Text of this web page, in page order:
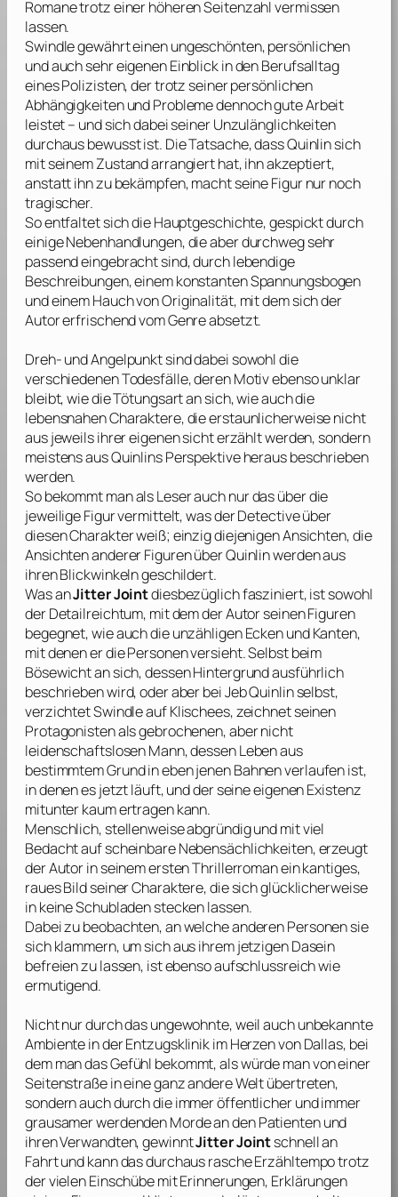
Romane trotz einer höheren Seitenzahl vermissen
lassen.
Swindlegewährt einen ungeschönten, persönlichen
und auch sehr eigenen Einblick in den Berufsalltag
eines Polizisten, der trotz seiner persönlichen
Abhängigkeiten und Probleme dennoch gute Arbeit
leistet – und sich dabei seiner Unzulänglichkeiten
durchaus bewusst ist. Die Tatsache, dass Quinlin sich
mit seinem Zustand arrangiert hat, ihn akzeptiert,
anstatt ihn zu bekämpfen, macht seine Figur nur noch
tragischer.
So entfaltet sich die Hauptgeschichte, gespickt durch
einige Nebenhandlungen, die aber durchweg sehr
passend eingebracht sind, durch lebendige
Beschreibungen, einem konstanten Spannungsbogen
und einem Hauch von Originalität, mit dem sich der
Autor erfrischend vom Genre absetzt.
Dreh- und Angelpunkt sind dabei sowohl die
verschiedenen Todesfälle, deren Motiv ebenso unklar
bleibt, wie die Tötungsart an sich, wie auch die
lebensnahen Charaktere, die erstaunlicherweise nicht
aus jeweils ihrer eigenen sicht erzählt werden, sondern
meistens aus Quinlins Perspektive heraus beschrieben
werden.
So bekommt man als Leser auch nur das über die
jeweilige Figur vermittelt, was der Detective über
diesen Charakter weiß; einzig diejenigen Ansichten, die
Ansichten anderer Figuren über Quinlin werden aus
ihren Blickwinkeln geschildert.
Was anJitter Jointdiesbezüglich fasziniert, ist sowohl
der Detailreichtum, mit dem der Autor seinen Figuren
begegnet, wie auch die unzähligen Ecken und Kanten,
mit denen er die Personen versieht. Selbst beim
Bösewicht an sich, dessen Hintergrund ausführlich
beschrieben wird, oder aber bei Jeb Quinlin selbst,
verzichtetSwindleauf Klischees, zeichnet seinen
Protagonisten als gebrochenen, aber nicht
leidenschaftslosen Mann, dessen Leben aus
bestimmtem Grund in eben jenen Bahnen verlaufen ist,
in denen es jetzt läuft, und der seine eigenen Existenz
mitunter kaum ertragen kann.
Menschlich, stellenweise abgründig und mit viel
Bedacht auf scheinbare Nebensächlichkeiten, erzeugt
der Autor in seinem ersten Thrillerroman ein kantiges,
raues Bild seiner Charaktere, die sich glücklicherweise
in keine Schubladen stecken lassen.
Dabei zu beobachten, an welche anderen Personen sie
sich klammern, um sich aus ihrem jetzigen Dasein
befreien zu lassen, ist ebenso aufschlussreich wie
ermutigend.
Nicht nur durch das ungewohnte, weil auch unbekannte
Ambiente in der Entzugsklinik im Herzen von Dallas, bei
dem man das Gefühl bekommt, als würde man von einer
Seitenstraße in eine ganz andere Welt übertreten,
sondern auch durch die immer öffentlicher und immer
grausamer werdenden Morde an den Patienten und
ihren Verwandten, gewinntJitter Jointschnell an
Fahrt und kann das durchaus rasche Erzähltempo trotz
der vielen Einschübe mit Erinnerungen, Erklärungen